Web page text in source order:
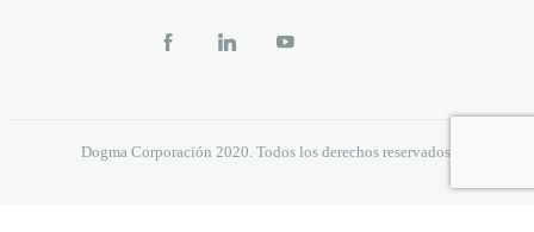
Dogma Corporación 2020. Todos los derechos reservados.